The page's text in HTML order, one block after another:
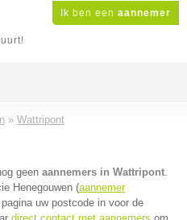
Ik ben een aannemer
» Wattripont
geen aannemers in Wattripont.
Henegouwen (aannemer
uw postcode in voor de